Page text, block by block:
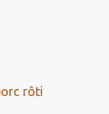
rôti